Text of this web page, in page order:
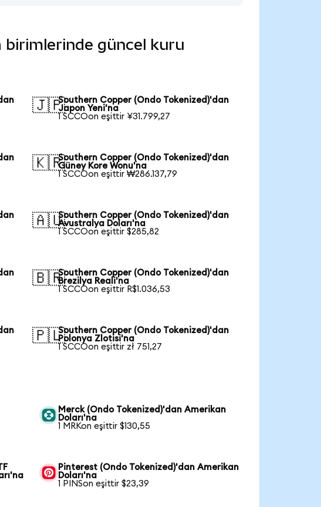
birimlerinde güncel kuru
🇯🇵Southern Copper (Ondo Tokenized)'dan
Japon Yeni'na
1 SCCOon eşittir ¥31.799,27
🇰🇷Southern Copper (Ondo Tokenized)'dan
Güney Kore Wonu'na
1 SCCOon eşittir ₩286.137,79
🇦🇺Southern Copper (Ondo Tokenized)'dan
Avustralya Doları'na
1 SCCOon eşittir $285,82
🇧🇷Southern Copper (Ondo Tokenized)'dan
Brezilya Reali'na
1 SCCOon eşittir R$1.036,53
🇵🇱Southern Copper (Ondo Tokenized)'dan
Polonya Zlotisi'na
1 SCCOon eşittir zł 751,27
Merck (Ondo Tokenized)'dan Amerikan
Doları'na
1 MRKon eşittir $130,55
Pinterest (Ondo Tokenized)'dan Amerikan
Doları'na
1 PINSon eşittir $23,39